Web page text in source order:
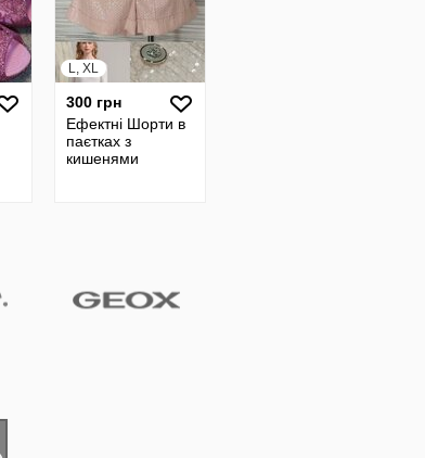
L, XL
300 грн
Ефектні Шорти в
паєтках з
кишенями